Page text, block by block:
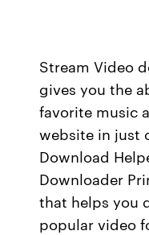
Stream Video
gives you the
favorite music
website in just
Download
Downloader
that helps you
popular video